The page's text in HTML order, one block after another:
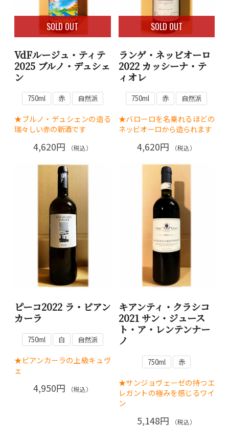
SOLD OUT
VdFルージュ・ティテ
2025 ブルノ・デュシェ
ン
750ml 赤 自然派
★ブルノ・デュシェンの造る
瑞々しい赤の新酒です
4,620円 （税込）
SOLD OUT
ランゲ・ネッビオーロ
2022 カッシーナ・テ
ィオレ
750ml 赤 自然派
★バローロを名乗れるほどの
ネッビオーロから造られます
4,620円 （税込）
ピーコ2022 ラ・ビアン
カーラ
750ml 白 自然派
★ビアンカーラの上級キュヴ
ェ
4,950円 （税込）
キアンティ・クラシコ
2021 サン・ジュース
ト・ア・レンテンナー
ノ
750ml 赤
★サンジョヴェーゼの持つエ
レガントの極みを感じるワイ
ン
5,148円 （税込）